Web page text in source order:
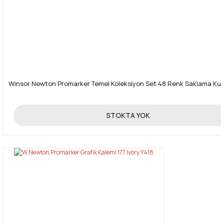
Winsor Newton Promarker Temel Koleksiyon Set 48 Renk Saklama
1.250,00 TL
STOKTA YOK